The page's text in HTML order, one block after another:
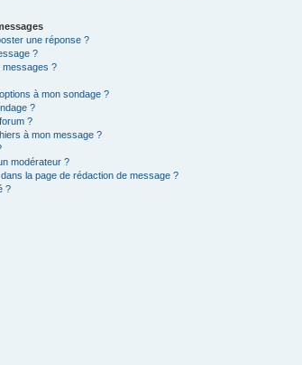
une réponse ?
?
messages ?
à mon sondage ?
?
?
à mon message ?
modérateur ?
la page de rédaction de message ?
?